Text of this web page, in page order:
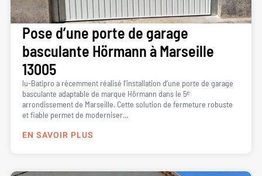
Pose d’une porte de garage
basculante Hörmann à Marseille
13005
lu-Batipro a récemment réalisé l’installation d’une porte de garage
basculante adaptable de marque Hörmann dans le 5ᵉ
arrondissement de Marseille. Cette solution de fermeture robuste
et fiable permet de moderniser...
EN SAVOIR PLUS